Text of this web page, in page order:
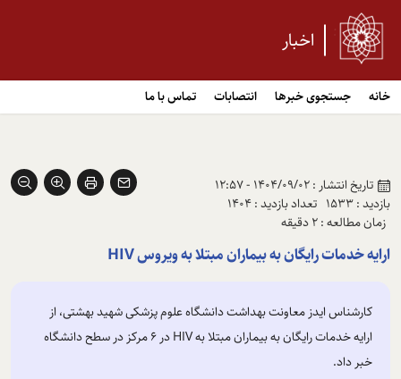
اخبار
خانه جستجوی خبرها انتصابات تماس با ما
تاریخ انتشار : 1404/09/02 - 12:57
بازدید : 1533
تعداد بازدید : 1404
زمان مطالعه : 2 دقیقه
ارایه خدمات رایگان به بیماران مبتلا به ویروس HIV
کارشناس ایدز معاونت بهداشت دانشگاه علوم پزشکی شهید بهشتی، از
ارایه خدمات رایگان به بیماران مبتلا به HIV در 6 مرکز در سطح دانشگاه
خبر داد.